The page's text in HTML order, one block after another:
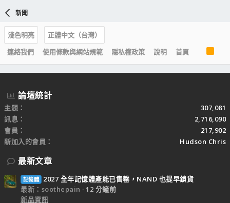
新聞
淺色明亮
正體中文（台灣）
連絡我們
使用條款與網站規範 隱私權政策 說明 首頁
R
S
S
論壇統計
主題
307,081
訊息
2,716,090
會員
217,902
新加入的會員
Hudson Chris
最新文章
記憶體
2027 全年記憶體產能已售罄，NAND 也提早鎖貨
最新：soothepain
12 分鐘前
新品資訊